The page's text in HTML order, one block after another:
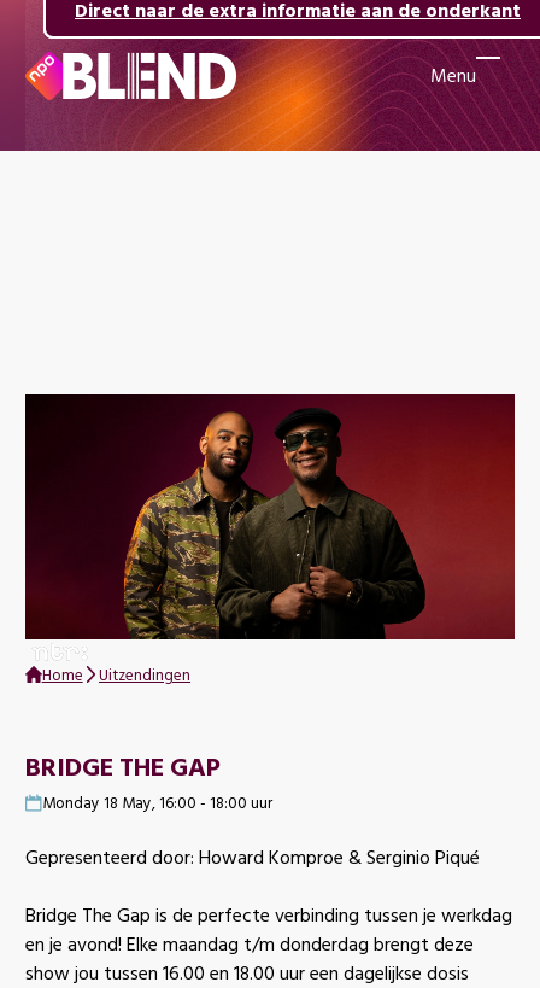
Direct naar de inhoud
Direct naar de hoofdnavigatie
Direct naar de extra informatie aan de onderkant
Menu
Home Uitzendingen
BRIDGE THE GAP
Monday 18 May, 16:00 - 18:00 uur
Gepresenteerd door: Howard Komproe & Serginio Piqué
Bridge The Gap is de perfecte verbinding tussen je werkdag
en je avond! Elke maandag t/m donderdag brengt deze
show jou tussen 16.00 en 18.00 uur een dagelijkse dosis